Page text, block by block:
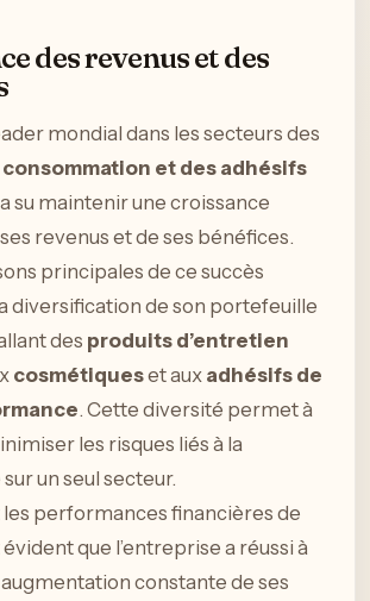
des revenus et des
mondial dans les secteurs des
et des adhésifs
a su maintenir une croissance
revenus et de ses bénéfices.
principales de ce succès
diversification de son portefeuille
des produits d’entretien
cosmétiqueset aux adhésifs de
. Cette diversité permet à
les risques liés à la
un seul secteur.
les performances financières de
que l’entreprise a réussi à
constante de ses